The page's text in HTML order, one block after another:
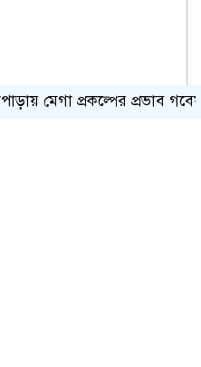
প্রকল্পের প্রভাব